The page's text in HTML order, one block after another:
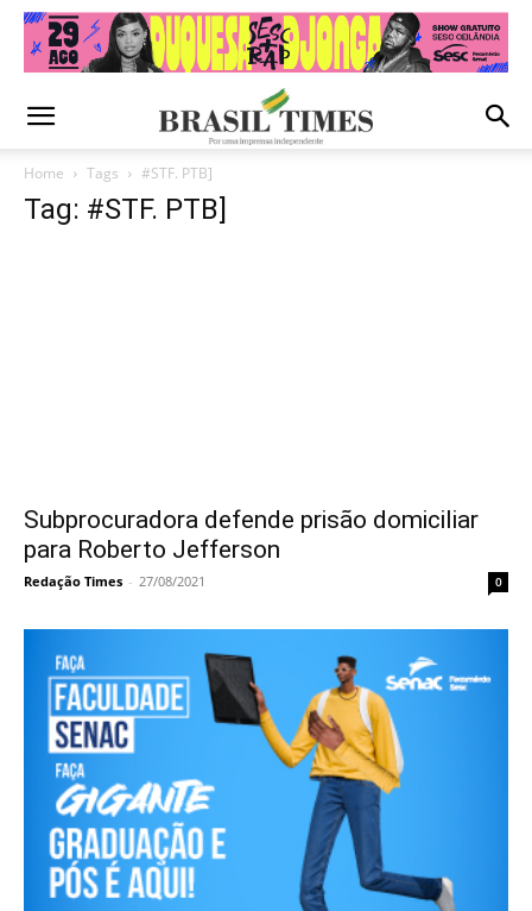
Home Tags #STF. PTB]
Tag: #STF. PTB]
Subprocuradora defende prisão domiciliar
para Roberto Jefferson
Redação Times - 27/08/2021 0